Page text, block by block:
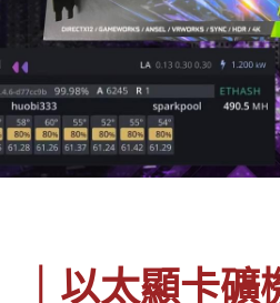
｜以太顯卡礦